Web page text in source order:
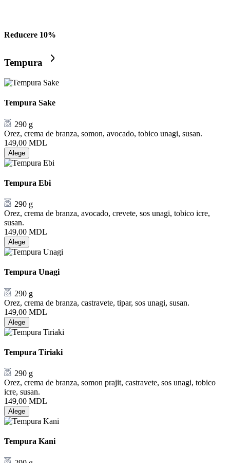
Reducere 10%
Tempura
Tempura Sake
290 g
Orez, crema de branza, somon, avocado, tobico unagi, susan.
149,00 MDL
Alege
Tempura Ebi
290 g
Orez, crema de branza, avocado, crevete, sos unagi, tobico icre,
susan.
149,00 MDL
Alege
Tempura Unagi
290 g
Orez, crema de branza, castravete, tipar, sos unagi, susan.
149,00 MDL
Alege
Tempura Tiriaki
290 g
Orez, crema de branza, somon prajit, castravete, sos unagi, tobico
icre, susan.
149,00 MDL
Alege
Tempura Kani